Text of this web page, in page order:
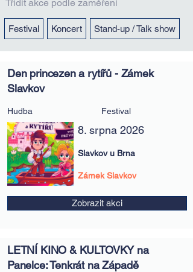
Třídit akce podle zaměření
Festival Koncert Stand-up / Talk show
Den princezen a rytířů - Zámek
Slavkov
Hudba Festival
8. srpna 2026
Slavkov u Brna
Zámek Slavkov
Zobrazit akci
LETNÍ KINO & KULTOVKY na
Panelce: Tenkrát na Západě